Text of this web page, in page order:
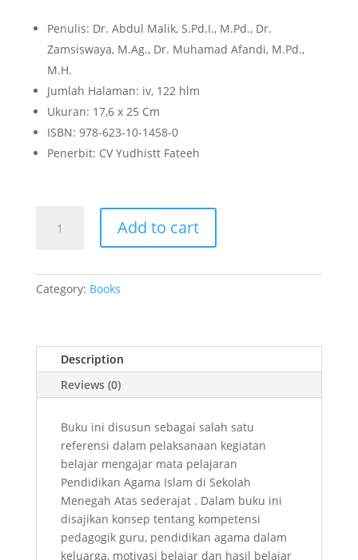
Penulis: Dr. Abdul Malik, S.Pd.I., M.Pd., Dr.
Zamsiswaya, M.Ag., Dr. Muhamad Afandi, M.Pd.,
M.H.
Jumlah Halaman: iv, 122 hlm
Ukuran: 17,6 x 25 Cm
ISBN: 978-623-10-1458-0
Penerbit: CV Yudhistt Fateeh
FAKTOR
BELAJAR
ISLAM
quantity
Add to cart
Category: Books
Description
Reviews (0)
Buku ini disusun sebagai salah satu
referensi dalam pelaksanaan kegiatan
belajar mengajar mata pelajaran
Pendidikan Agama Islam di Sekolah
Menegah Atas sederajat . Dalam buku ini
disajikan konsep tentang kompetensi
pedagogik guru, pendidikan agama dalam
keluarga, motivasi belajar dan hasil belajar